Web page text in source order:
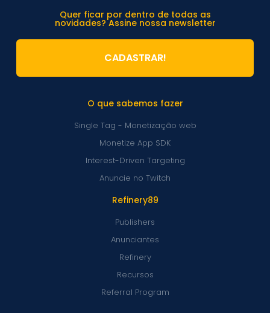
Refinery89
Publishers
Anunciantes
Refinery
Recursos
Referral Program
O que sabemos fazer
Single Tag - Monetização web
Monetize App SDK
Interest-Driven Targeting
Anuncie no Twitch
Quer ficar por dentro de todas as
novidades? Assine nossa newsletter
CADASTRAR!